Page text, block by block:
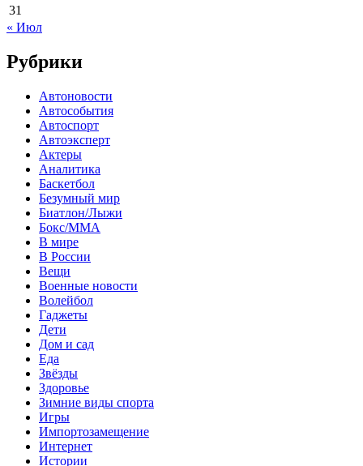
31
« Июл
Рубрики
Автоновости
Автособытия
Автоспорт
Автоэксперт
Актеры
Аналитика
Баскетбол
Безумный мир
Биатлон/Лыжи
Бокс/MMA
В мире
В России
Вещи
Военные новости
Волейбол
Гаджеты
Дети
Дом и сад
Еда
Звёзды
Здоровье
Зимние виды спорта
Игры
Импортозамещение
Интернет
Истории